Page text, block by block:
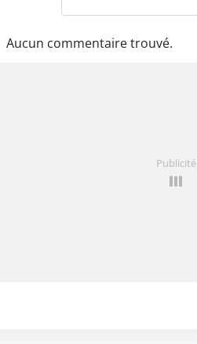
Aucun commentaire trouvé.
Publicité